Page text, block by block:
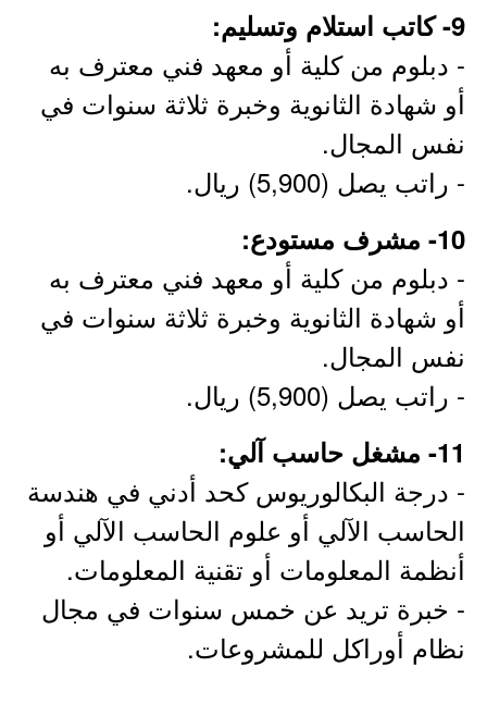
9- كاتب استلام وتسليم:
- دبلوم من كلية أو معهد فني معترف به
أو شهادة الثانوية وخبرة ثلاثة سنوات في
نفس المجال.
- راتب يصل (5,900) ريال.
10- مشرف مستودع:
- دبلوم من كلية أو معهد فني معترف به
أو شهادة الثانوية وخبرة ثلاثة سنوات في
نفس المجال.
- راتب يصل (5,900) ريال.
11- مشغل حاسب آلي:
- درجة البكالوريوس كحد أدني في هندسة
الحاسب الآلي أو علوم الحاسب الآلي أو
أنظمة المعلومات أو تقنية المعلومات.
- خبرة تريد عن خمس سنوات في مجال
نظام أوراكل للمشروعات.